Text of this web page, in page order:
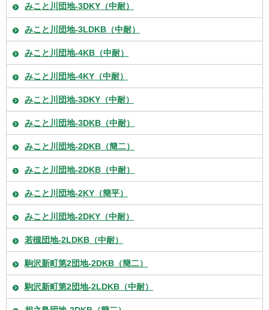
みこと川団地-3DKY（中耐）
みこと川団地-3LDKB（中耐）
みこと川団地-4KB（中耐）
みこと川団地-4KY（中耐）
みこと川団地-3DKY（中耐）
みこと川団地-3DKB（中耐）
みこと川団地-2DKB（簡二）
みこと川団地-2DKB（中耐）
みこと川団地-2KY（簡平）
みこと川団地-2DKY（中耐）
若槻団地-2LDKB（中耐）
駒沢新町第2団地-2DKB（簡二）
駒沢新町第2団地-2LDKB（中耐）